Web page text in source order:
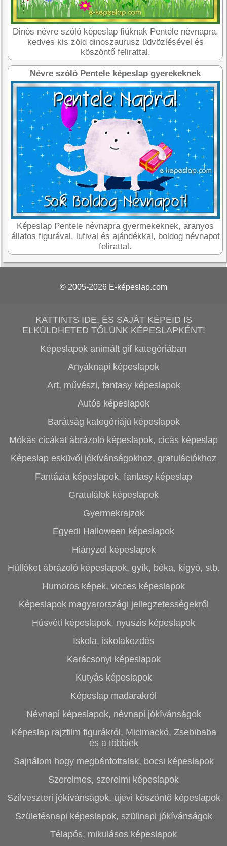
Dinós névre szóló képeslap fiúknak Pentele névnapra,
kedves kis zöld dinoszaurusz üdvözlésével és
köszöntő felirattal.
Névre szóló Pentele képeslap gyerekeknek
Képeslap Pentele névnapra gyermekeknek, aranyos
állatos figurával, lufival és ajándékkal, boldog névnapot
felirattal.
© 2005-2026 E-képeslap.com
KATTINTS IDE, ÉS SAJÁT KÉPEID IS
ELKÜLDHETED TŐLÜNK KÉPESLAPKÉNT!
Képeslapok animált gif kategóriában
Anyáknapi képeslapok
Art, művészi, fantasy képeslapok
Autós képeslapok
Barátság kategóriájú képeslapok
Mókás cicákat ábrázoló képeslapok, cicás képeslap
Képeslap esküvői jókívánságokhoz, gratulációkhoz
Fantázia képeslapok, fantasy képeslap
Gratulálok képeslapok
Gyermekrajzok
Egyedi Halloween képeslapok
Hiányzol képeslapok
Hüllőket ábrázoló képeslapok, gyík, béka, kígyó, stb.
Humoros képek, vicces képeslapok
Képeslapok magyarországi jellegzetességekről
Húsvéti képeslapok, nyuszis képeslapok
Iskola, iskolakezdés
Karácsonyi képeslapok
Kutyás képeslapok
Képeslap madarakról
Névnapi képeslapok, névnapi jókívánságok
Képeslap rajzfilm figurákról, Micimackó, Zsebibaba
és a többiek
Sajnálom hogy megbántottalak, bocsi képeslapok
Szerelmes, szerelmi képeslapok
Szilveszteri jókívánságok, újévi köszöntő képeslapok
Születésnapi képeslapok, szülinapi jókívánságok
Télapós, mikulásos képeslapok